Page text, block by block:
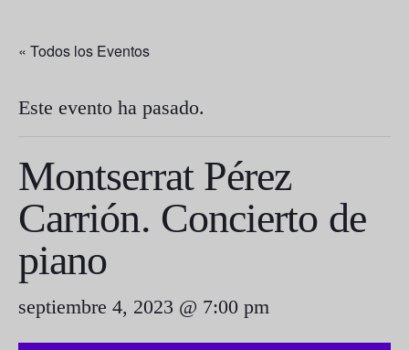
« Todos los Eventos
Este evento ha pasado.
Montserrat Pérez
Carrión. Concierto de
piano
septiembre 4, 2023 @ 7:00 pm